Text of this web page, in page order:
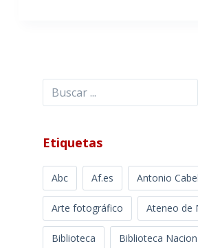
Buscar
Etiquetas
Abc Af.es Antonio
Arte fotográfico Ateneo de
Biblioteca
Biblioteca